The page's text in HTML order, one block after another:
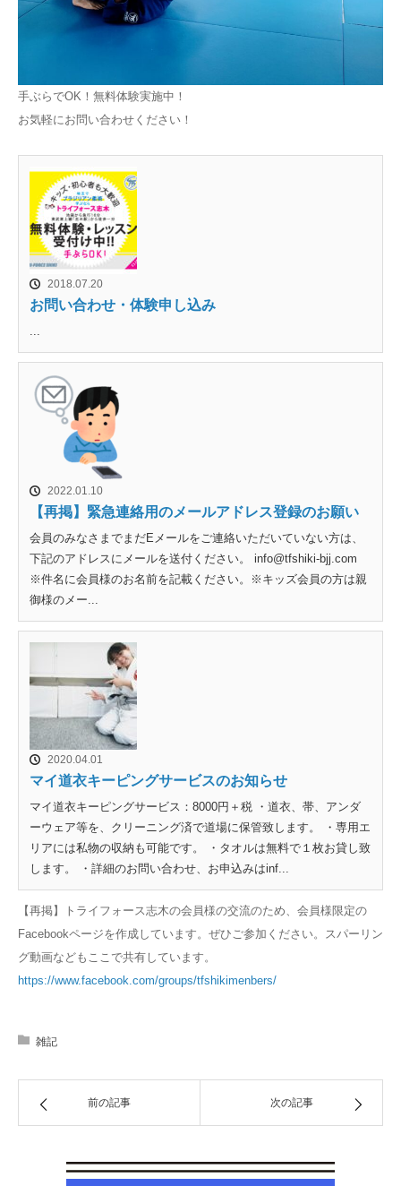
手ぶらでOK！無料体験実施中！
お気軽にお問い合わせください！
2018.07.20
お問い合わせ・体験申し込み
...
2022.01.10
【再掲】緊急連絡用のメールアドレス登録のお願い
会員のみなさまでまだEメールをご連絡いただいていない方は、
下記のアドレスにメールを送付ください。 info@tfshiki-bjj.com
※件名に会員様のお名前を記載ください。※キッズ会員の方は親
御様のメー...
2020.04.01
マイ道衣キーピングサービスのお知らせ
マイ道衣キーピングサービス：8000円＋税 ・道衣、帯、アンダ
ーウェア等を、クリーニング済で道場に保管致します。 ・専用エ
リアには私物の収納も可能です。 ・タオルは無料で１枚お貸し致
します。 ・詳細のお問い合わせ、お申込みはinf...
【再掲】トライフォース志木の会員様の交流のため、会員様限定の
Facebookページを作成しています。ぜひご参加ください。スパーリン
グ動画などもここで共有しています。
https://www.facebook.com/groups/tfshikimenbers/
雑記
前の記事 次の記事